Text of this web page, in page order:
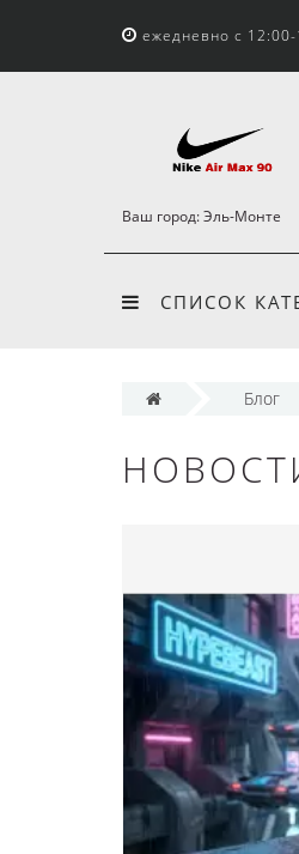
ежедневно с 12:00-
Ваш город:Эль-Монте
СПИСОК
Блог